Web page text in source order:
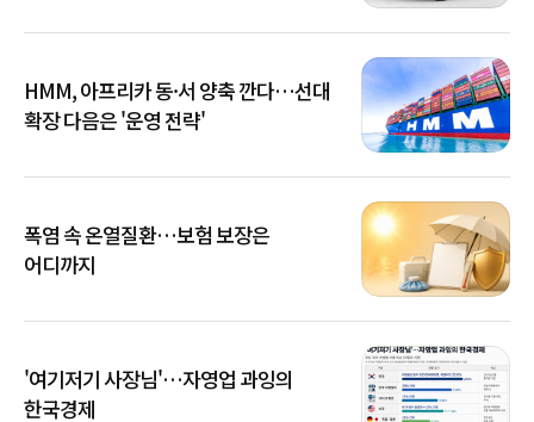
HMM, 아프리카 동·서 양축 깐다…선대
확장 다음은 '운영 전략'
폭염 속 온열질환…보험 보장은
어디까지
'여기저기 사장님'…자영업 과잉의
한국경제